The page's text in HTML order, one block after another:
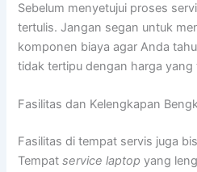
Sebelum menyetujui proses
tertulis. Jangan segan untuk
komponen biaya agar Anda
tidak tertipu dengan harga yang
Fasilitas dan Kelengkapan
Fasilitas di tempat servis juga
Tempatservice laptop yang